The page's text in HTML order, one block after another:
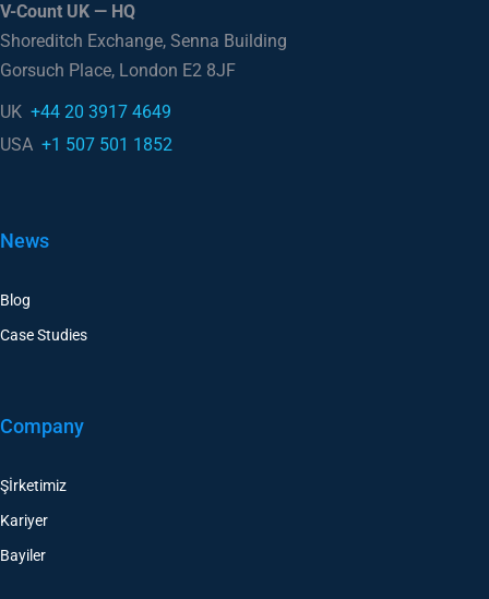
V-Count UK — HQ
Shoreditch Exchange, Senna Building
Gorsuch Place, London E2 8JF
UK +44 20 3917 4649
USA +1 507 501 1852
News
Blog
Case Studies
Company
Şİrketimiz
Kariyer
Bayiler